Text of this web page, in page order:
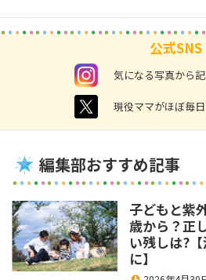
公式SNS
instagram 気になる写真から
twitter 現役ママがほぼ毎
編集部おすすめ記事
子どもと紫
歳から？正
い残しは?
に】